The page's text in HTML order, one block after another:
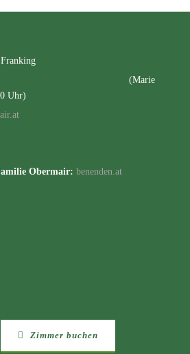
2324234
(Marie
Uhr)
Obermair: benenden.at
Zimmer buchen